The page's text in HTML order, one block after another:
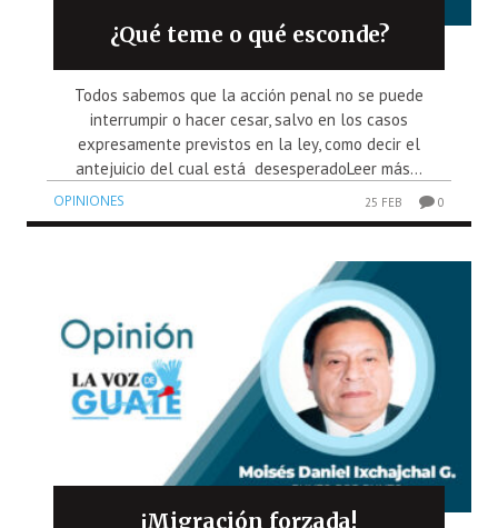
¿Qué teme o qué esconde?
Todos sabemos que la acción penal no se puede
interrumpir o hacer cesar, salvo en los casos
expresamente previstos en la ley, como decir el
antejuicio del cual está desesperadoLeer más...
OPINIONES 25 FEB 0
¡Migración forzada!